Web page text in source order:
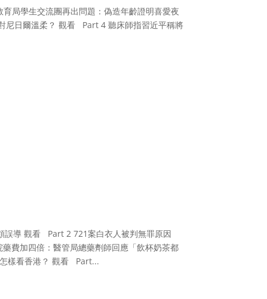
局學生交流團再出問題：偽造年齡證明喜愛夜
尼日爾溫柔？ 觀看 Part 4 聽床師指習近平稱將
誤導 觀看 Part 2 721案白衣人被判無罪原因
費加四倍：醫管局總藥劑師回應「飲杯奶茶都
樣看香港？ 觀看 Part...